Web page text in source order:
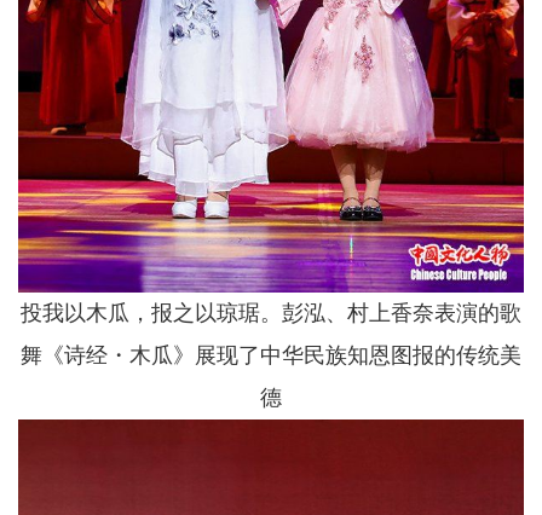
投我以木瓜，报之以琼琚。彭泓、村上香奈表演的歌
舞《诗经・木瓜》展现了中华民族知恩图报的传统美
德